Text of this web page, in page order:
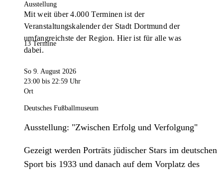
Mit weit über 4.000 Terminen ist der
Veranstaltungskalender der Stadt Dortmund der
umfangreichste der Region. Hier ist für alle was
dabei.
Ausstellung
13 Termine
So 9. August 2026
23:00 bis 22:59 Uhr
Ort
Deutsches Fußballmuseum
Ausstellung: "Zwischen Erfolg und Verfolgung"
Gezeigt werden Porträts jüdischer Stars im deutschen
Sport bis 1933 und danach auf dem Vorplatz des